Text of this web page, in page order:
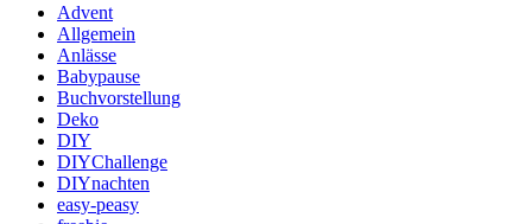
Advent
Allgemein
Anlässe
Babypause
Buchvorstellung
Deko
DIY
DIYChallenge
DIYnachten
easy-peasy